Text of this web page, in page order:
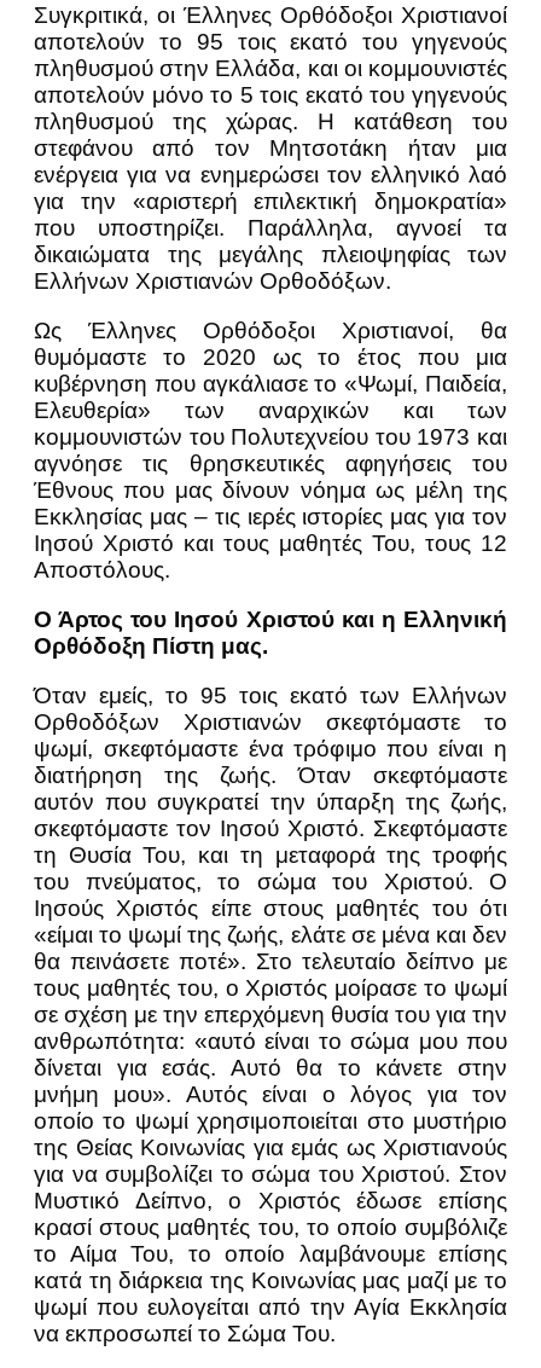
Συγκριτικά, οι Έλληνες Ορθόδοξοι Χριστιανοί
αποτελούν το 95 τοις εκατό του γηγενούς
πληθυσμού στην Ελλάδα, και οι κομμουνιστές
αποτελούν μόνο το 5 τοις εκατό του γηγενούς
πληθυσμού της χώρας. Η κατάθεση του
στεφάνου από τον Μητσοτάκη ήταν μια
ενέργεια για να ενημερώσει τον ελληνικό λαό
για την «αριστερή επιλεκτική δημοκρατία»
που υποστηρίζει. Παράλληλα, αγνοεί τα
δικαιώματα της μεγάλης πλειοψηφίας των
Ελλήνων Χριστιανών Ορθοδόξων.
Ως Έλληνες Ορθόδοξοι Χριστιανοί, θα
θυμόμαστε το 2020 ως το έτος που μια
κυβέρνηση που αγκάλιασε το «Ψωμί, Παιδεία,
Ελευθερία» των αναρχικών και των
κομμουνιστών του Πολυτεχνείου του 1973 και
αγνόησε τις θρησκευτικές αφηγήσεις του
Έθνους που μας δίνουν νόημα ως μέλη της
Εκκλησίας μας – τις ιερές ιστορίες μας για τον
Ιησού Χριστό και τους μαθητές Του, τους 12
Αποστόλους.
Ο Άρτος του Ιησού Χριστού και η Ελληνική
Ορθόδοξη Πίστη μας.
Όταν εμείς, το 95 τοις εκατό των Ελλήνων
Ορθοδόξων Χριστιανών σκεφτόμαστε το
ψωμί, σκεφτόμαστε ένα τρόφιμο που είναι η
διατήρηση της ζωής. Όταν σκεφτόμαστε
αυτόν που συγκρατεί την ύπαρξη της ζωής,
σκεφτόμαστε τον Ιησού Χριστό. Σκεφτόμαστε
τη Θυσία Του, και τη μεταφορά της τροφής
του πνεύματος, το σώμα του Χριστού. Ο
Ιησούς Χριστός είπε στους μαθητές του ότι
«είμαι το ψωμί της ζωής, ελάτε σε μένα και δεν
θα πεινάσετε ποτέ». Στο τελευταίο δείπνο με
τους μαθητές του, ο Χριστός μοίρασε το ψωμί
σε σχέση με την επερχόμενη θυσία του για την
ανθρωπότητα: «αυτό είναι το σώμα μου που
δίνεται για εσάς. Αυτό θα το κάνετε στην
μνήμη μου». Αυτός είναι ο λόγος για τον
οποίο το ψωμί χρησιμοποιείται στο μυστήριο
της Θείας Κοινωνίας για εμάς ως Χριστιανούς
για να συμβολίζει το σώμα του Χριστού. Στον
Μυστικό Δείπνο, ο Χριστός έδωσε επίσης
κρασί στους μαθητές του, το οποίο συμβόλιζε
το Αίμα Του, το οποίο λαμβάνουμε επίσης
κατά τη διάρκεια της Κοινωνίας μας μαζί με το
ψωμί που ευλογείται από την Αγία Εκκλησία
να εκπροσωπεί το Σώμα Του.